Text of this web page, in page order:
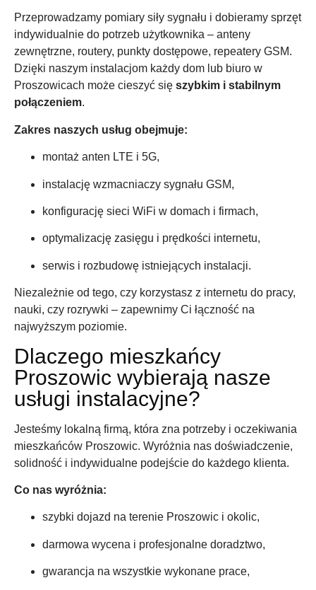
Przeprowadzamy pomiary siły sygnału i dobieramy sprzęt
indywidualnie do potrzeb użytkownika – anteny
zewnętrzne, routery, punkty dostępowe, repeatery GSM.
Dzięki naszym instalacjom każdy dom lub biuro w
Proszowicach może cieszyć się szybkim i stabilnym
połączeniem.
Zakres naszych usług obejmuje:
montaż anten LTE i 5G,
instalację wzmacniaczy sygnału GSM,
konfigurację sieci WiFi w domach i firmach,
optymalizację zasięgu i prędkości internetu,
serwis i rozbudowę istniejących instalacji.
Niezależnie od tego, czy korzystasz z internetu do pracy,
nauki, czy rozrywki – zapewnimy Ci łączność na
najwyższym poziomie.
Dlaczego mieszkańcy
Proszowic wybierają nasze
usługi instalacyjne?
Jesteśmy lokalną firmą, która zna potrzeby i oczekiwania
mieszkańców Proszowic. Wyróżnia nas doświadczenie,
solidność i indywidualne podejście do każdego klienta.
Co nas wyróżnia:
szybki dojazd na terenie Proszowic i okolic,
darmowa wycena i profesjonalne doradztwo,
gwarancja na wszystkie wykonane prace,